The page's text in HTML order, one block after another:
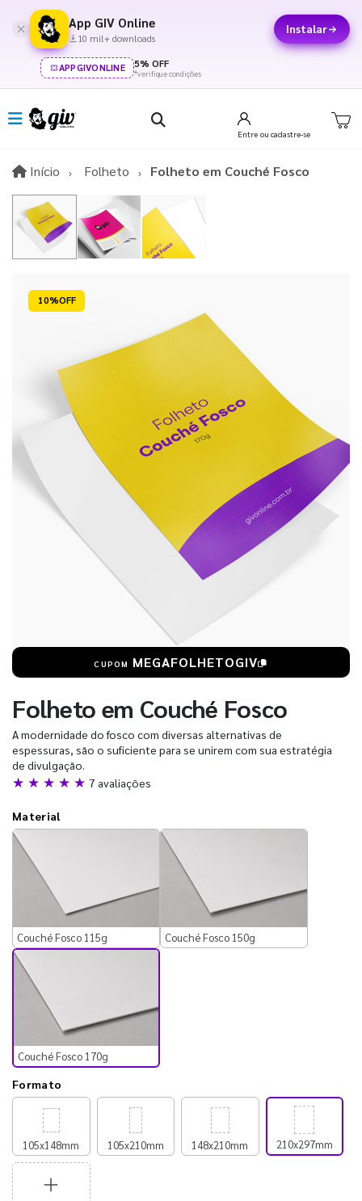
App GIV Online
10 mil+ downloads
Instalar
APPGIVONLINE 5% OFF
*verifique condições
Entre ou cadastre-se
Início InícioFolheto Folheto em Couché Fosco
Reduzido
CUPOM MEGAFOLHETOGIV
Folheto em Couché Fosco
A modernidade do fosco com diversas alternativas de
espessuras, são o suficiente para se unirem com sua estratégia
de divulgação.
★ ★ ★ ★ ★ 7 avaliações
Material
Couché Fosco 115g Couché Fosco 150g
Couché Fosco 170g
Formato
105x148mm 105x210mm 148x210mm 210x297mm